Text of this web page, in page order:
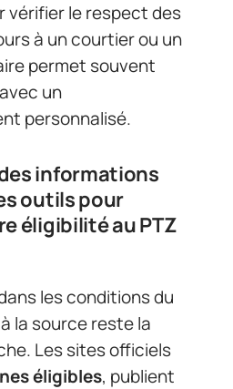
vérifier le respect des
à un courtier ou un
permet souvent
un
personnalisé.
informations
outils pour
éligibilité au PTZ
les conditions du
la source reste la
Les sites officiels
éligibles, publient